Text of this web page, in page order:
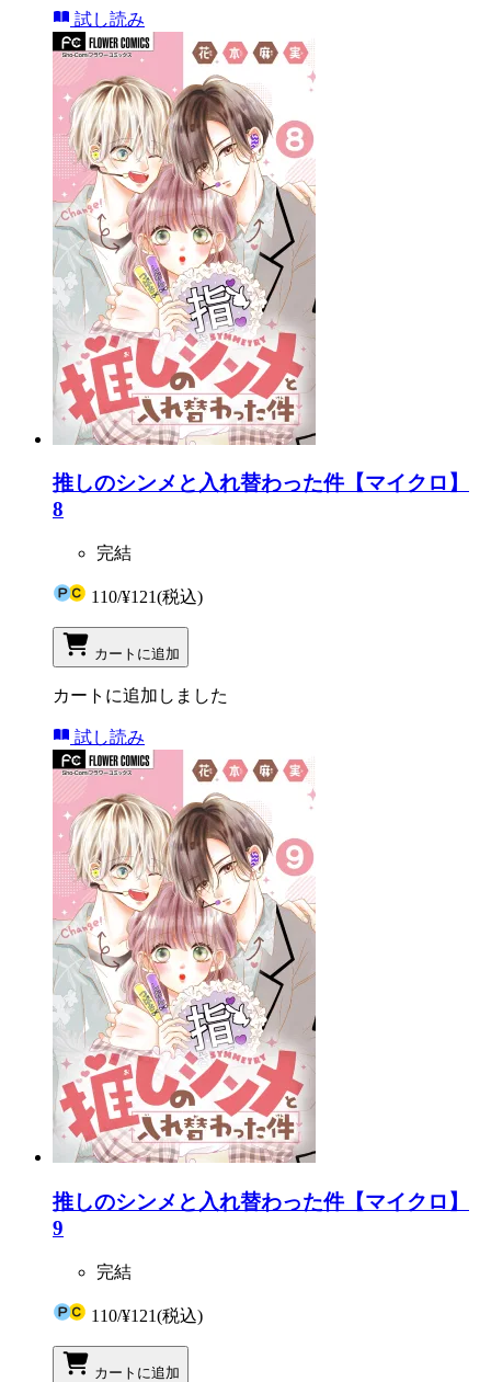
試し読み
推しのシンメと入れ替わった件【マイクロ】
8
完結
110/¥121(税込)
カートに追加
カートに追加しました
試し読み
推しのシンメと入れ替わった件【マイクロ】
9
完結
110/¥121(税込)
カートに追加